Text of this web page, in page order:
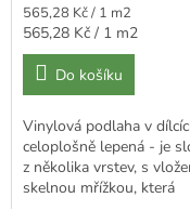
Měrná
cena:
565,28 Kč / 1 m2
Měrná
cena:
565,28 Kč / 1 m2
Do košíku
Vinylová podlaha v
celoplošně lepená - je
z několika vrstev, s
skelnou mřížkou, která